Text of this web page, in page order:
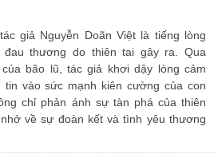
giả Nguyễn Doãn Việt là tiếng lòng
thương do thiên tai gây ra. Qua
bão lũ, tác giả khơi dậy lòng cảm
vào sức mạnh kiên cường của con
chỉ phản ánh sự tàn phá của thiên
về sự đoàn kết và tình yêu thương